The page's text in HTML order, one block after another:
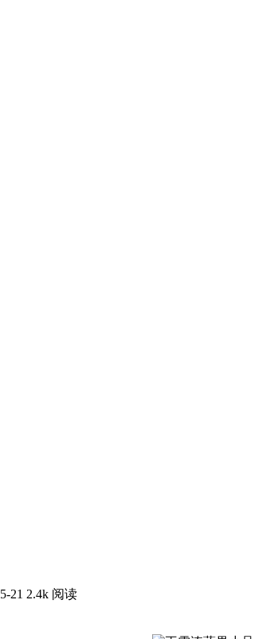
21 2.4k 阅读